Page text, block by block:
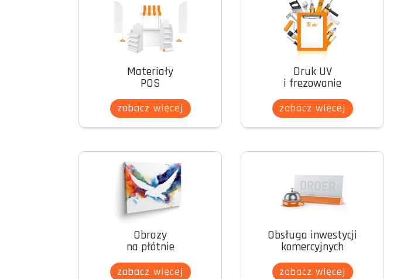
Materiały
POS
zobacz więcej
Druk UV
i frezowanie
zobacz więcej
Obrazy
na płótnie
zobacz więcej
Obsługa inwestycji
komercyjnych
zobacz więcej